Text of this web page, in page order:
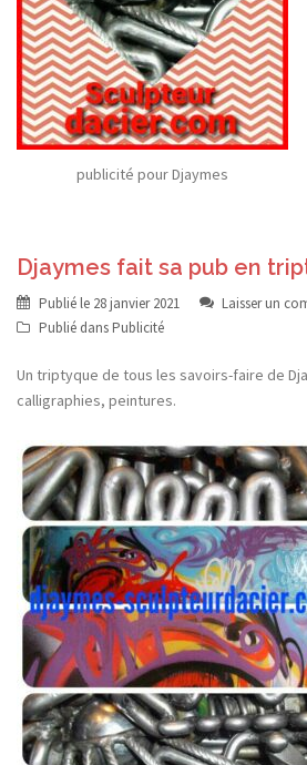
publicité pour Djaymes
Djaymes fait sa pub en
Publié le 28 janvier 2021
Laisser un
Publié dans Publicité
Un triptyque de tous les savoirs-faire de
calligraphies, peintures.